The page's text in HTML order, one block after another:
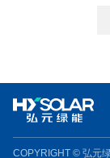
COPYRIGHT © 弘元